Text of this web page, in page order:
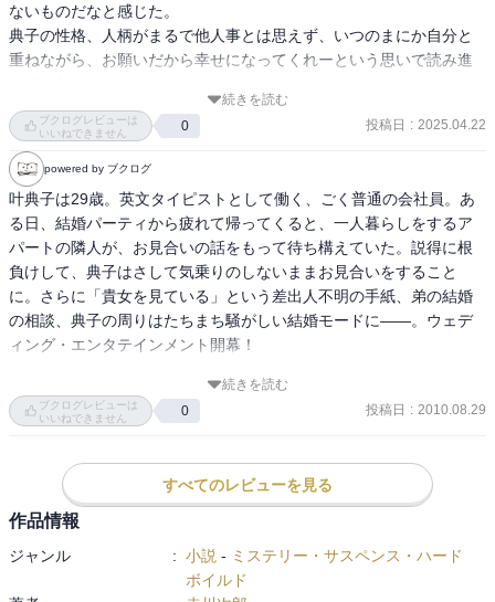
ないものだなと感じた。
典子の性格、人柄がまるで他人事とは思えず、いつのまにか自分と
重ねながら、お願いだから幸せになってくれーという思いで読み進
婚活を始めたことで悩み、葛藤に苦しみながらも成長していく典子
をみて、何事も始めなければ変わらない、勇気を持って行動に移す
ことで初めて気づけることがあるのだということをこの本を通して
学んだ。
いろいろ回り道をしたことが、結果的に自分なりの結婚に対する答
えを見出すことに繋がったのだろうな。
私にとっての結婚とはなんだろう？悩み、もがきながら自分なりの
答えを見つけていきたいと思う。
続きを読む
ブクログレビューは
いいねできません
0 投稿日 : 2025.04.22
powered by ブクログ
叶典子は29歳。英文タイピストとして働く、ごく普通の会社員。あ
る日、結婚パーティから疲れて帰ってくると、一人暮らしをするア
パートの隣人が、お見合いの話をもって待ち構えていた。説得に根
負けして、典子はさして気乗りのしないままお見合いをすること
に。さらに「貴女を見ている」という差出人不明の手紙、弟の結婚
の相談、典子の周りはたちまち騒がしい結婚モードに――。ウェデ
ィング・エンタテインメント開幕！
続きを読む
ブクログレビューは
いいねできません
0 投稿日 : 2010.08.29
すべてのレビューを見る
作品情報
ジャンル : 小説 - ミステリー・サスペンス・ハード
ボイルド